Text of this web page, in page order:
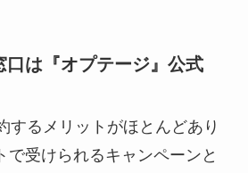
口は『オプテージ』公式
するメリットがほとんどあり
で受けられるキャンペーンと